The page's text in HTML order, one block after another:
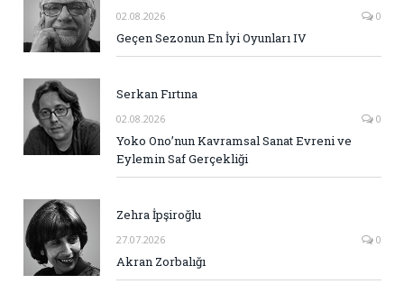
02.08.2026 0
Geçen Sezonun En İyi Oyunları IV
Serkan Fırtına
02.08.2026 0
Yoko Ono’nun Kavramsal Sanat Evreni ve
Eylemin Saf Gerçekliği
Zehra İpşiroğlu
27.07.2026 0
Akran Zorbalığı